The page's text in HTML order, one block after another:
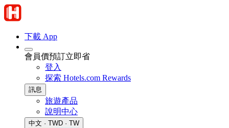
下載 App
會員價預訂立即省
登入
探索 Hotels.com Rewards
訊息
旅遊產品
說明中心
中文 · TWD · TW